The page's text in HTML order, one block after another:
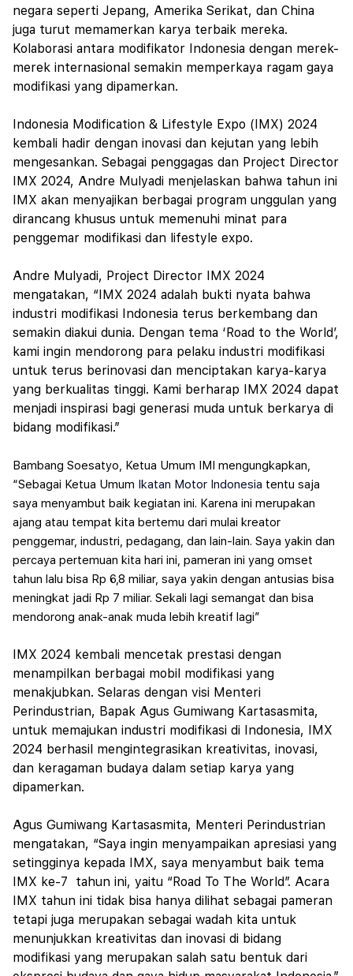
negara seperti Jepang, Amerika Serikat, dan China
juga turut memamerkan karya terbaik mereka.
Kolaborasi antara modifikator Indonesia dengan merek-
merek internasional semakin memperkaya ragam gaya
modifikasi yang dipamerkan.
Indonesia Modification & Lifestyle Expo (IMX) 2024
kembali hadir dengan inovasi dan kejutan yang lebih
mengesankan. Sebagai penggagas dan Project Director
IMX 2024, Andre Mulyadi menjelaskan bahwa tahun ini
IMX akan menyajikan berbagai program unggulan yang
dirancang khusus untuk memenuhi minat para
penggemar modifikasi dan lifestyle expo.
Andre Mulyadi, Project Director IMX 2024
mengatakan, “IMX 2024 adalah bukti nyata bahwa
industri modifikasi Indonesia terus berkembang dan
semakin diakui dunia. Dengan tema ‘Road to the World’,
kami ingin mendorong para pelaku industri modifikasi
untuk terus berinovasi dan menciptakan karya-karya
yang berkualitas tinggi. Kami berharap IMX 2024 dapat
menjadi inspirasi bagi generasi muda untuk berkarya di
bidang modifikasi.”
Bambang Soesatyo, Ketua Umum IMI mengungkapkan,
“Sebagai Ketua Umum Ikatan Motor Indonesia tentu saja
saya menyambut baik kegiatan ini. Karena ini merupakan
ajang atau tempat kita bertemu dari mulai kreator
penggemar, industri, pedagang, dan lain-lain. Saya yakin dan
percaya pertemuan kita hari ini, pameran ini yang omset
tahun lalu bisa Rp 6,8 miliar, saya yakin dengan antusias bisa
meningkat jadi Rp 7 miliar. Sekali lagi semangat dan bisa
mendorong anak-anak muda lebih kreatif lagi”
IMX 2024 kembali mencetak prestasi dengan
menampilkan berbagai mobil modifikasi yang
menakjubkan. Selaras dengan visi Menteri
Perindustrian, Bapak Agus Gumiwang Kartasasmita,
untuk memajukan industri modifikasi di Indonesia, IMX
2024 berhasil mengintegrasikan kreativitas, inovasi,
dan keragaman budaya dalam setiap karya yang
dipamerkan.
Agus Gumiwang Kartasasmita, Menteri Perindustrian
mengatakan, “Saya ingin menyampaikan apresiasi yang
setingginya kepada IMX, saya menyambut baik tema
IMX ke-7 tahun ini, yaitu “Road To The World”. Acara
IMX tahun ini tidak bisa hanya dilihat sebagai pameran
tetapi juga merupakan sebagai wadah kita untuk
menunjukkan kreativitas dan inovasi di bidang
modifikasi yang merupakan salah satu bentuk dari